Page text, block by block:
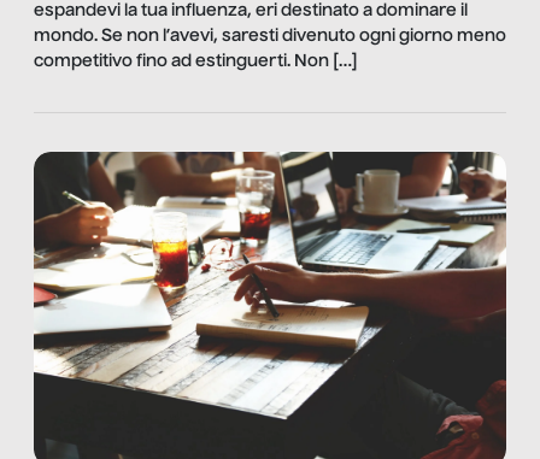
espandevi la tua influenza, eri destinato a dominare il
mondo. Se non l’avevi, saresti divenuto ogni giorno meno
competitivo fino ad estinguerti. Non […]